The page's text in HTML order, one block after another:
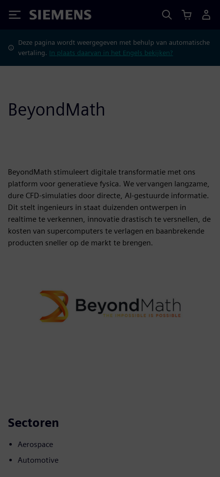
Siemens
Deze pagina wordt weergegeven met behulp van automatische
vertaling. In plaats daarvan in het Engels bekijken?
BeyondMath
BeyondMath stimuleert digitale transformatie met ons
platform voor generatieve fysica. We vervangen langzame,
dure CFD-simulaties door directe, AI-gestuurde informatie.
Dit stelt ingenieurs in staat duizenden ontwerpen in
realtime te verkennen, innovatie drastisch te versnellen, de
kosten van supercomputers te verlagen en baanbrekende
producten sneller op de markt te brengen.
Sectoren
Aerospace
Automotive